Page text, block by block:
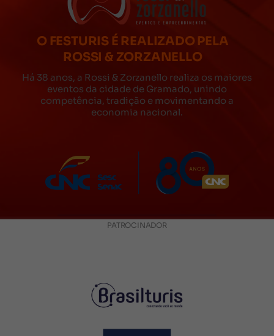
O FESTURIS É REALIZADO PELA
ROSSI & ZORZANELLO
Há 38 anos, a Rossi & Zorzanello realiza os maiores
eventos da cidade de Gramado, unindo
competência, tradição e movimentando a
economia nacional.
PATROCINADOR